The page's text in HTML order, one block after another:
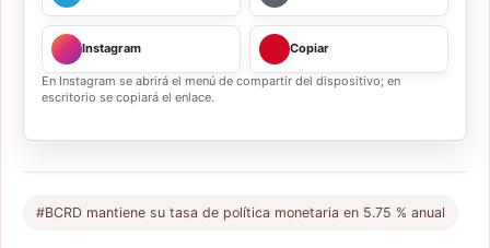
Instagram Copiar
En Instagram se abrirá el menú de compartir del dispositivo; en
escritorio se copiará el enlace.
#BCRD mantiene su tasa de política monetaria en 5.75 % anual